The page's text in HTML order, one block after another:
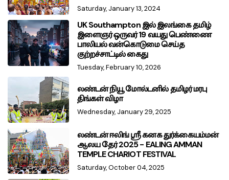
Saturday, January 13, 2024
UK Southampton இல் இலங்கை தமிழ்
இளைஞர் ஒருவர் 19 வயது பெண்ணை
பாலியல் வன்கொடுமை செய்த
குற்றச்சாட்டில் கைது
Tuesday, February 10, 2026
லண்டன் நியூ மோல்டனில் தமிழர் மரபு
திங்கள் விழா
Wednesday, January 29, 2025
லண்டன் ஈலிங் ஸ்ரீ கனக துர்க்கையம்மன்
ஆலய தேர் 2025 - EALING AMMAN
TEMPLE CHARIOT FESTIVAL
Saturday, October 04, 2025